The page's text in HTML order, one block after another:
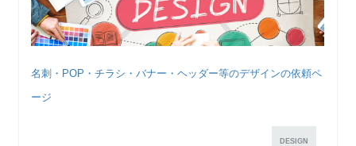
名刺・POP・チラシ・バナー・ヘッダー等のデザインの依頼ペ
ージ
DESIGN